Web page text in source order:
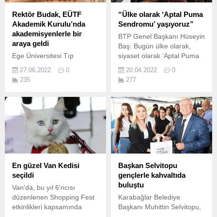
Rektör Budak, EÜTF
Akademik Kurulu’nda
akademisyenlerle bir
araya geldi
Ege Üniversitesi Tıp
Akademik Kurul
Toplantısında
gelen Rektör Prof.
27.06.2022
0
235
“Ülke olarak ‘Aptal Puma
Sendromu’ yaşıyoruz”
BTP Genel Başkanı Hüseyin
Baş: Bugün ülke olarak,
siyaset olarak ‘Aptal Puma
20.04.2022
0
277
En güzel Van Kedisi
seçildi
Van'da, bu yıl 6'ncısı
düzenlenen Shopping Fest
etkinlikleri kapsamında
Başkan Selvitopu
gençlerle kahvaltıda
buluştu
Karabağlar Belediye
Başkanı Muhittin Selvitopu,